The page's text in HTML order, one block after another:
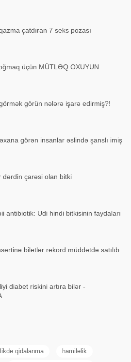
çatdıran 7 seks pozası
üçün MÜTLƏQ OXUYUN
görün nələrə işarə edirmiş?!
görən insanlar əslində şanslı imiş
dərdin çarəsi olan bitki
antibiotik: Udi hindi bitkisinin faydaları
biletlər rekord müddətdə satılıb
diabet riskini artıra bilər -
qidalanma hamiləlik